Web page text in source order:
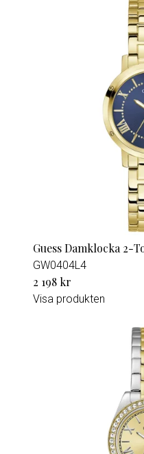
Guess Damklocka 2-
GW0404L4
2 198 kr
Visa produkten